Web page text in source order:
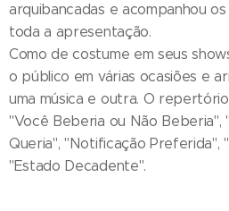
arquibancadas e acompanhou
toda a apresentação.
Como de costume em seus
o público em várias ocasiões e
uma música e outra. O
"Você Beberia ou Não Beberia",
Queria", "Notificação Preferida",
"Estado Decadente".